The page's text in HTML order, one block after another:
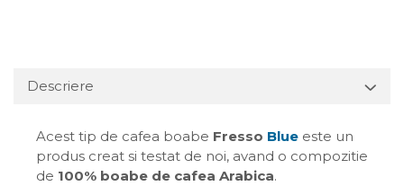
Descriere
Acest tip de cafea boabe Fresso Blue este un
produs creat si testat de noi, avand o compozitie
de 100% boabe de cafea Arabica.